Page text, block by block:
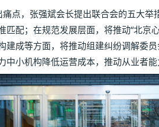
点，张强斌会长提出联合会的五大举
匹配；在规范发展层面，将推动“北京
建成等方面，将推动组建纠纷调解委
中小机构降低运营成本，推动从业者能